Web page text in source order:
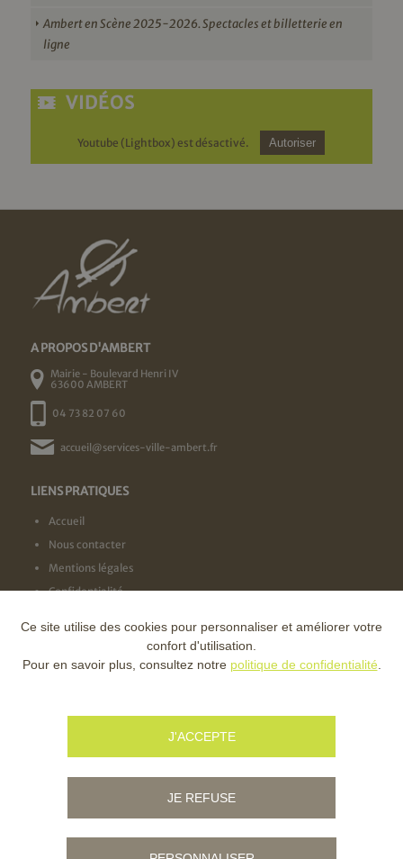
Ambert en Scène 2025-2026. Spectacles et billetterie en
ligne
VIDÉOS
Youtube (Lightbox) est désactivé. Autoriser
A PROPOS D'AMBERT
Mairie - Boulevard Henri IV
63600 AMBERT
04 73 82 07 60
accueil@services-ville-ambert.fr
LIENS PRATIQUES
Accueil
Nous contacter
Mentions légales
Confidentialité
NOS LABELS
Ce site utilise des cookies pour personnaliser et améliorer votre
confort d'utilisation.
Pour en savoir plus, consultez notre politique de confidentialité
J'ACCEPTE
JE REFUSE